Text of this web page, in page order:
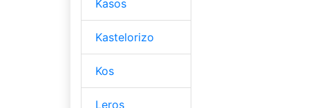
Kasos
Kastelorizo
Kos
Leros